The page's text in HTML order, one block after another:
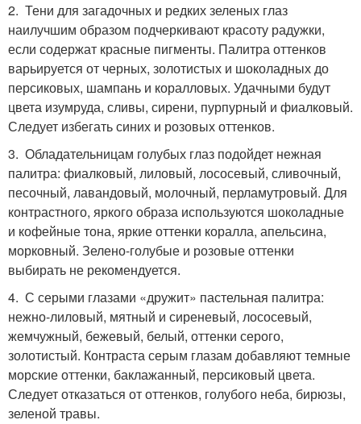
2. Тени для загадочных и редких зеленых глаз
наилучшим образом подчеркивают красоту радужки,
если содержат красные пигменты. Палитра оттенков
варьируется от черных, золотистых и шоколадных до
персиковых, шампань и коралловых. Удачными будут
цвета изумруда, сливы, сирени, пурпурный и фиалковый.
Следует избегать синих и розовых оттенков.
3. Обладательницам голубых глаз подойдет нежная
палитра: фиалковый, лиловый, лососевый, сливочный,
песочный, лавандовый, молочный, перламутровый. Для
контрастного, яркого образа используются шоколадные
и кофейные тона, яркие оттенки коралла, апельсина,
морковный. Зелено-голубые и розовые оттенки
выбирать не рекомендуется.
4. С серыми глазами «дружит» пастельная палитра:
нежно-лиловый, мятный и сиреневый, лососевый,
жемчужный, бежевый, белый, оттенки серого,
золотистый. Контраста серым глазам добавляют темные
морские оттенки, баклажанный, персиковый цвета.
Следует отказаться от оттенков, голубого неба, бирюзы,
зеленой травы.